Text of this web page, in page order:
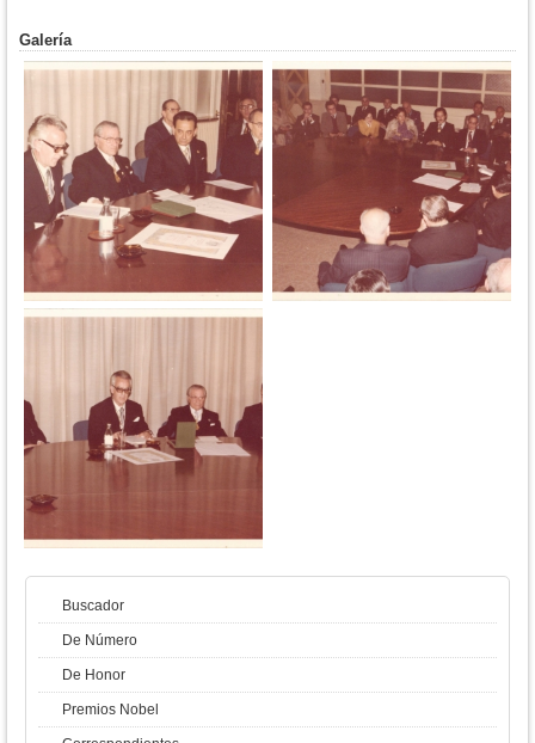
Galería
Buscador
De Número
De Honor
Premios Nobel